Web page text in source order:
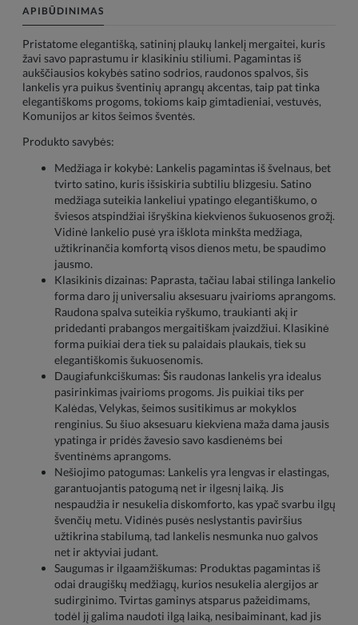
APIBŪDINIMAS
Pristatome elegantišką, satininį plaukų lankelį mergaitei, kuris
žavi savo paprastumu ir klasikiniu stiliumi. Pagamintas iš
aukščiausios kokybės satino sodrios, raudonos spalvos, šis
lankelis yra puikus šventinių aprangų akcentas, taip pat tinka
elegantiškoms progoms, tokioms kaip gimtadieniai, vestuvės,
Komunijos ar kitos šeimos šventės.
Produkto savybės:
Medžiaga ir kokybė: Lankelis pagamintas iš švelnaus, bet
tvirto satino, kuris išsiskiria subtiliu blizgesiu. Satino
medžiaga suteikia lankeliui ypatingo elegantiškumo, o
šviesos atspindžiai išryškina kiekvienos šukuosenos grožį.
Vidinė lankelio pusė yra išklota minkšta medžiaga,
užtikrinančia komfortą visos dienos metu, be spaudimo
jausmo.
Klasikinis dizainas: Paprasta, tačiau labai stilinga lankelio
forma daro jį universaliu aksesuaru įvairioms aprangoms.
Raudona spalva suteikia ryškumo, traukianti akį ir
pridedanti prabangos mergaitiškam įvaizdžiui. Klasikinė
forma puikiai dera tiek su palaidais plaukais, tiek su
elegantiškomis šukuosenomis.
Daugiafunkciškumas: Šis raudonas lankelis yra idealus
pasirinkimas įvairioms progoms. Jis puikiai tiks per
Kalėdas, Velykas, šeimos susitikimus ar mokyklos
renginius. Su šiuo aksesuaru kiekviena maža dama jausis
ypatinga ir pridės žavesio savo kasdienėms bei
šventinėms aprangoms.
Nešiojimo patogumas: Lankelis yra lengvas ir elastingas,
garantuojantis patogumą net ir ilgesnį laiką. Jis
nespaudžia ir nesukelia diskomforto, kas ypač svarbu ilgų
švenčių metu. Vidinės pusės neslystantis paviršius
užtikrina stabilumą, tad lankelis nesmunka nuo galvos
net ir aktyviai judant.
Saugumas ir ilgaamžiškumas: Produktas pagamintas iš
odai draugiškų medžiagų, kurios nesukelia alergijos ar
sudirginimo. Tvirtas gaminys atsparus pažeidimams,
todėl jį galima naudoti ilgą laiką, nesibaiminant, kad jis